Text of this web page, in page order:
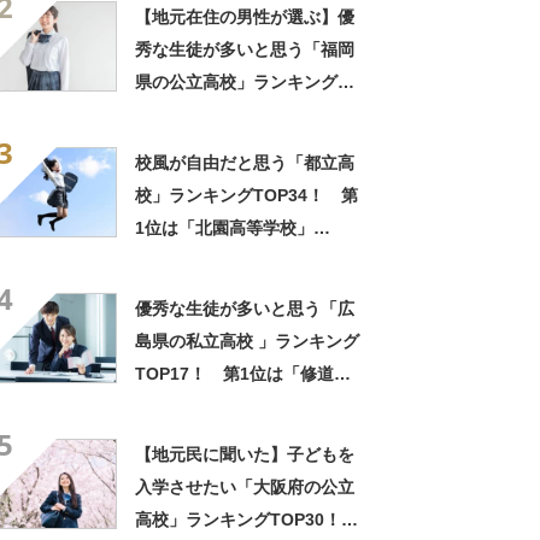
【地元在住の男性が選ぶ】優
秀な生徒が多いと思う「福岡
県の公立高校」ランキング
校風が自由だと思う「都立高
校」ランキングTOP34！ 第
1位は「北園高等学校」
優秀な生徒が多いと思う「広
島県の私立高校 」ランキング
TOP17！ 第1位は「修道高
【地元民に聞いた】子どもを
入学させたい「大阪府の公立
高校」ランキングTOP30！